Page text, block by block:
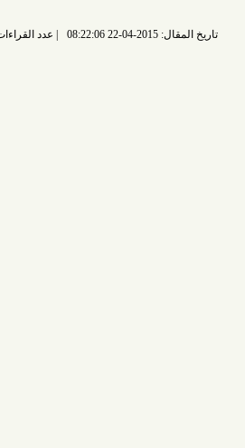
عدد القراءات: 6696 قراءة |